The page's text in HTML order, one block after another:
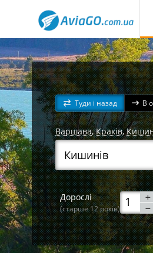
Туди і назад В
Варшава,Краків,
Дорослі
(старше 12 років)